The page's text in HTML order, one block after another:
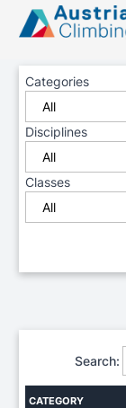
Categories
Disciplines
Classes
Search:
CATEGORY